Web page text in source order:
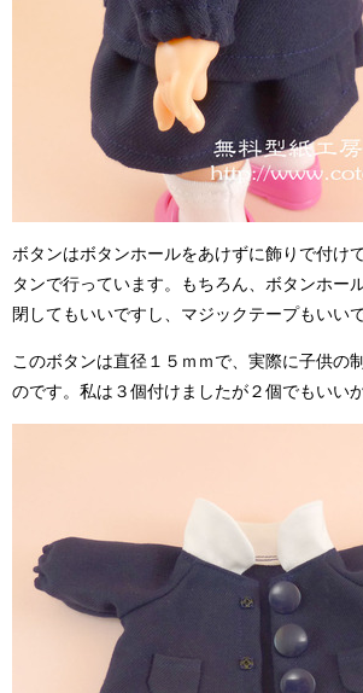
ボタンはボタンホールをあけずに飾りで付け
タンで行っています。もちろん、ボタンホー
閉してもいいですし、マジックテープもいいで
このボタンは直径１５ｍｍで、実際に子供の
のです。私は３個付けましたが２個でもいい